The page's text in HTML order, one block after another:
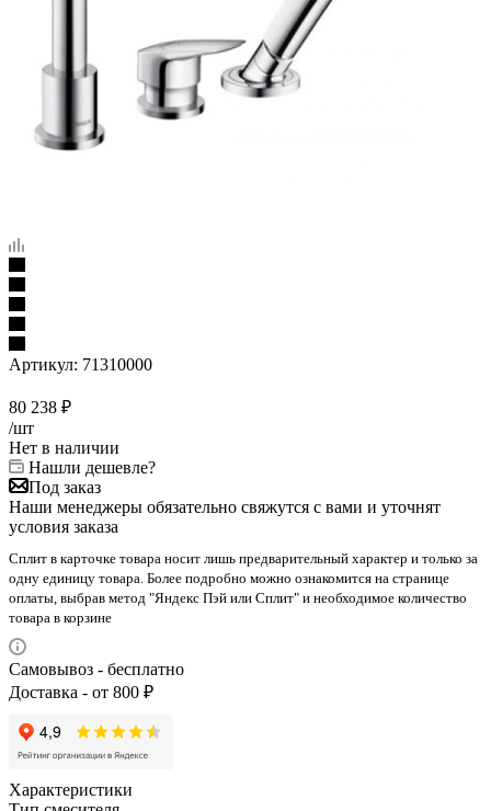
Артикул: 71310000
80 238 ₽
/шт
Нет в наличии
Нашли дешевле?
Под заказ
Наши менеджеры обязательно свяжутся с вами и уточнят
условия заказа
Сплит в карточке товара носит лишь предварительный характер и только за
одну единицу товара. Более подробно можно ознакомится на странице
оплаты, выбрав метод "Яндекс Пэй или Сплит" и необходимое количество
товара в корзине
Самовывоз - бесплатно
Доставка - от 800 ₽
Характеристики